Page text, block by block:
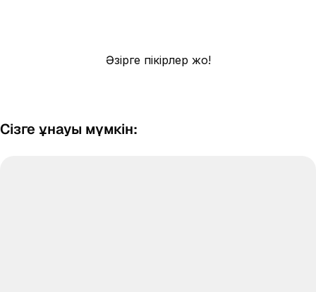
денеге пайдалы болады. Fly Yoga – гимнастика,
Әзірге пікірлер жоқ!
Сізге ұнауы мүмкін: